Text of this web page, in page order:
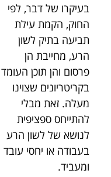
בעיקרו של דבר, לפי
החוק, הקמת עילת
תביעה בתיק לשון
הרע, מחייבת הן
פרסום והן תוכן העומד
בקריטריונים שצוינו
מעלה. זאת מבלי
להתייחס ספציפית
לנושא של לשון הרע
בעבודה או יחסי עובד
ומעביד.